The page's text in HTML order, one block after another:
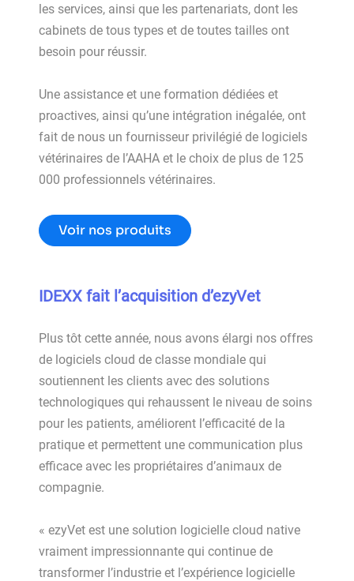
les services, ainsi que les partenariats, dont les
cabinets de tous types et de toutes tailles ont
besoin pour réussir.
Une assistance et une formation dédiées et
proactives, ainsi qu’une intégration inégalée, ont
fait de nous un fournisseur privilégié de logiciels
vétérinaires de l’AAHA et le choix de plus de 125
000 professionnels vétérinaires.
Voir nos produits
IDEXX faitl’acquisition d’ezyVet
Plus tôt cette année, nous avons élargi nos offres
de logiciels cloud de classe mondiale qui
soutiennent les clients avec des solutions
technologiques qui rehaussent le niveau de soins
pour les patients, améliorent l’efficacité de la
pratique et permettent une communication plus
efficace avec les propriétaires d’animaux de
compagnie.
« ezyVet est une solution logicielle cloud native
vraiment impressionnante qui continue de
transformer l’industrie et l’expérience logicielle